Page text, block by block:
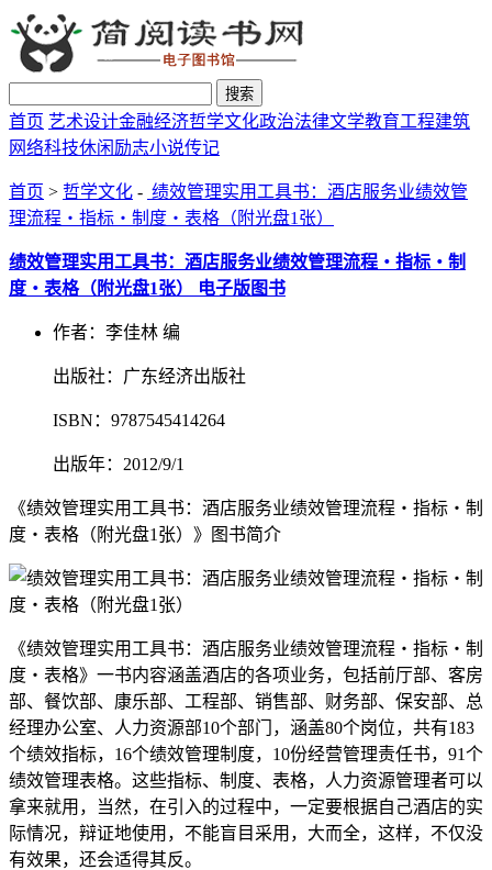
搜索
首页 艺术设计金融经济哲学文化政治法律文学教育工程建筑
网络科技休闲励志小说传记
首页 > 哲学文化 - 绩效管理实用工具书：酒店服务业绩效管
理流程・指标・制度・表格（附光盘1张）
绩效管理实用工具书：酒店服务业绩效管理流程・指标・制
度・表格（附光盘1张） 电子版图书
作者：李佳林 编
出版社：广东经济出版社
ISBN：9787545414264
出版年：2012/9/1
《绩效管理实用工具书：酒店服务业绩效管理流程・指标・制
度・表格（附光盘1张）》图书简介
《绩效管理实用工具书：酒店服务业绩效管理流程・指标・制
度・表格》一书内容涵盖酒店的各项业务，包括前厅部、客房
部、餐饮部、康乐部、工程部、销售部、财务部、保安部、总
经理办公室、人力资源部10个部门，涵盖80个岗位，共有183
个绩效指标，16个绩效管理制度，10份经营管理责任书，91个
绩效管理表格。这些指标、制度、表格，人力资源管理者可以
拿来就用，当然，在引入的过程中，一定要根据自己酒店的实
际情况，辩证地使用，不能盲目采用，大而全，这样，不仅没
有效果，还会适得其反。